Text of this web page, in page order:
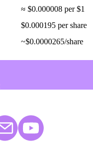
≈ $0.000008 per $1
$0.000195 per share
~$0.0000265/share